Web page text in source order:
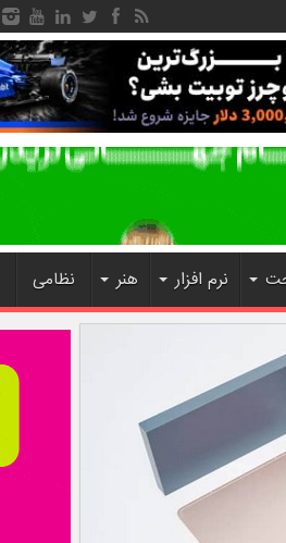
نرم افزار هنر نظامی